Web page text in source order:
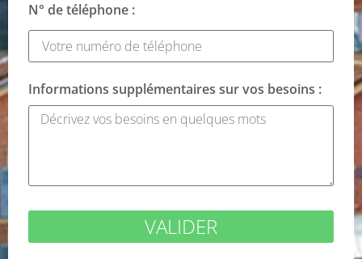
N° de téléphone :
Informations supplémentaires sur vos besoins :
VALIDER